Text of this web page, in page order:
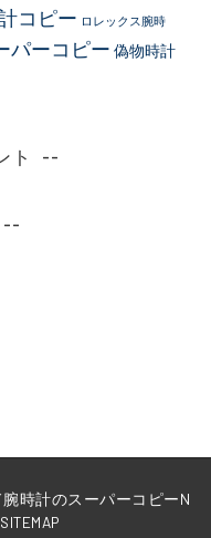
コピー ロレックス腕時
パーコピー 偽物時計
ト
腕時計のスーパーコピーN
SITEMAP